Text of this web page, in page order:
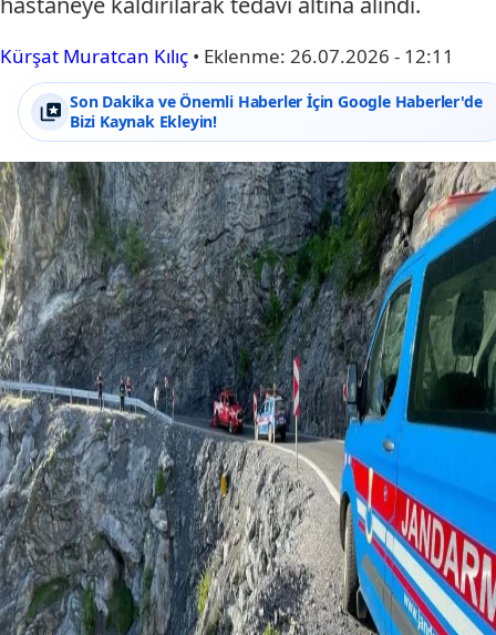
Kürşat Muratcan Kılıç • Eklenme: 26.07.2026 - 12:11
Son Dakika ve Önemli Haberler İçin Google Haberler'de
Bizi Kaynak Ekleyin!